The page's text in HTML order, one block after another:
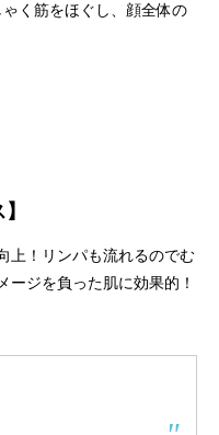
く筋をほぐし、顔全体の
上！リンパも流れるのでむ
ージを負った肌に効果的！